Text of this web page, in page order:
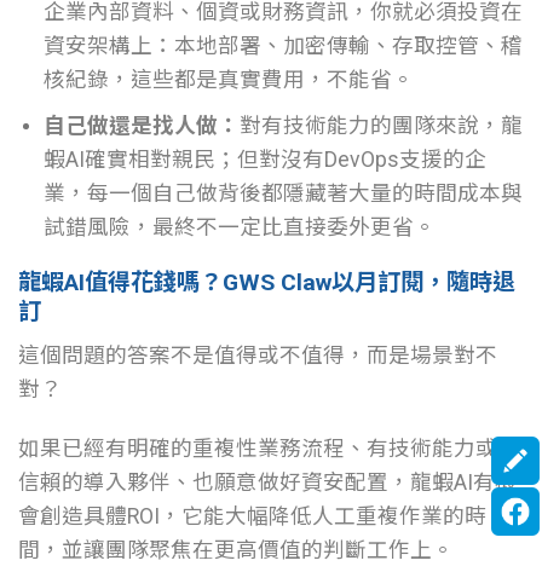
企業內部資料、個資或財務資訊，你就必須投資在
資安架構上：本地部署、加密傳輸、存取控管、稽
核紀錄，這些都是真實費用，不能省。
自己做還是找人做： 對有技術能力的團隊來說，龍
蝦AI確實相對親民；但對沒有DevOps支援的企
業，每一個自己做背後都隱藏著大量的時間成本與
試錯風險，最終不一定比直接委外更省。
龍蝦AI值得花錢嗎？GWS Claw以月訂閱，隨時退
訂
這個問題的答案不是值得或不值得，而是場景對不
對？
如果已經有明確的重複性業務流程、有技術能力或可
信賴的導入夥伴、也願意做好資安配置，龍蝦AI有機
會創造具體ROI，它能大幅降低人工重複作業的時
間，並讓團隊聚焦在更高價值的判斷工作上。